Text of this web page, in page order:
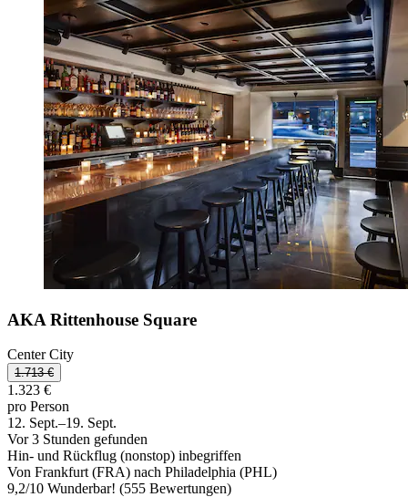
AKA Rittenhouse Square
Center City
1.713 €
1.323 €
pro Person
12. Sept.–19. Sept.
Vor 3 Stunden gefunden
Hin- und Rückflug (nonstop) inbegriffen
Von Frankfurt (FRA) nach Philadelphia (PHL)
9,2/10 Wunderbar! (555 Bewertungen)